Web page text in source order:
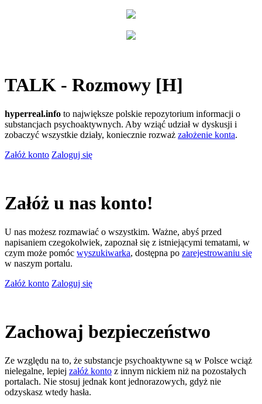
TALK - Rozmowy [H]
hyperreal.info to największe polskie repozytorium informacji o
substancjach psychoaktywnych. Aby wziąć udział w dyskusji i
zobaczyć wszystkie działy, koniecznie rozważ założenie konta.
Załóż konto Zaloguj się
Załóż u nas konto!
U nas możesz rozmawiać o wszystkim. Ważne, abyś przed
napisaniem czegokolwiek, zapoznał się z istniejącymi tematami, w
czym może pomóc wyszukiwarka, dostępna po zarejestrowaniu się
w naszym portalu.
Załóż konto Zaloguj się
Zachowaj bezpieczeństwo
Ze względu na to, że substancje psychoaktywne są w Polsce wciąż
nielegalne, lepiej załóż konto z innym nickiem niż na pozostałych
portalach. Nie stosuj jednak kont jednorazowych, gdyż nie
odzyskasz wtedy hasła.